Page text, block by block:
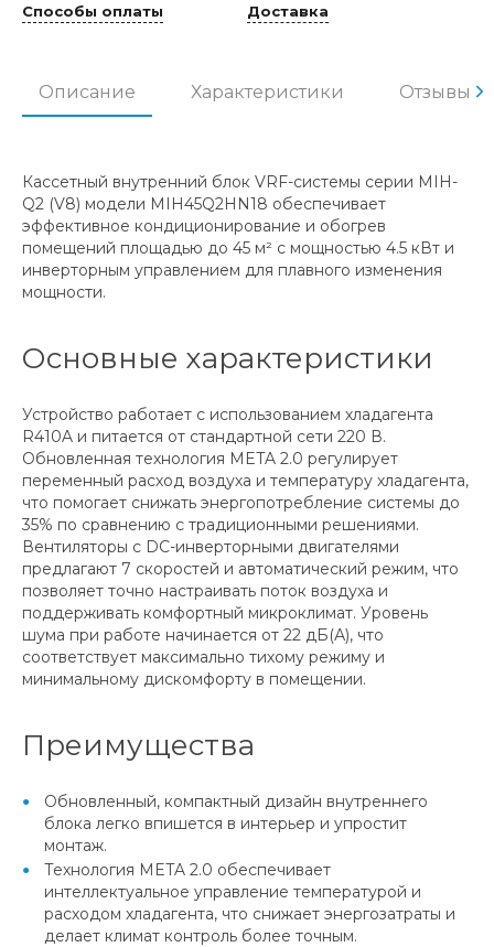
Способы оплаты Доставка
Описание Характеристики Отзывы
Кассетный внутренний блок VRF-системы серии MIH-
Q2 (V8) модели MIH45Q2HN18 обеспечивает
эффективное кондиционирование и обогрев
помещений площадью до 45 м² с мощностью 4.5 кВт и
инверторным управлением для плавного изменения
мощности.
Основные характеристики
Устройство работает с использованием хладагента
R410A и питается от стандартной сети 220 В.
Обновленная технология META 2.0 регулирует
переменный расход воздуха и температуру хладагента,
что помогает снижать энергопотребление системы до
35% по сравнению с традиционными решениями.
Вентиляторы с DC-инверторными двигателями
предлагают 7 скоростей и автоматический режим, что
позволяет точно настраивать поток воздуха и
поддерживать комфортный микроклимат. Уровень
шума при работе начинается от 22 дБ(А), что
соответствует максимально тихому режиму и
минимальному дискомфорту в помещении.
Преимущества
Обновленный, компактный дизайн внутреннего
блока легко впишется в интерьер и упростит
монтаж.
Технология META 2.0 обеспечивает
интеллектуальное управление температурой и
расходом хладагента, что снижает энергозатраты и
делает климат контроль более точным.